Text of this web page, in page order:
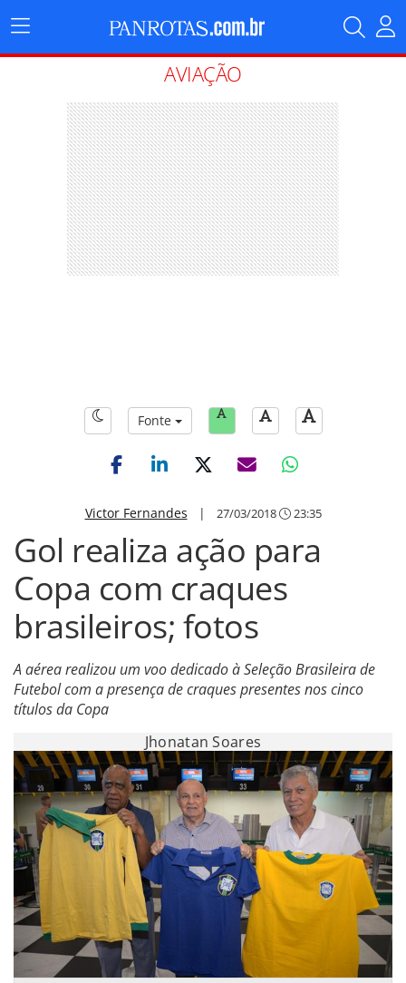
Menu
Principal
AVIAÇÃO
Fonte
Victor Fernandes | 27/03/2018 23:35
Gol realiza ação para
Copa com craques
brasileiros; fotos
A aérea realizou um voo dedicado à Seleção Brasileira de
Futebol com a presença de craques presentes nos cinco
títulos da Copa
Jhonatan Soares